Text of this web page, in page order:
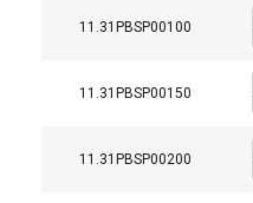
11.31PBSP00100
11.31PBSP00150
11.31PBSP00200